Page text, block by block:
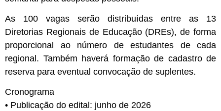
As 100 vagas serão distribuídas entre as 13
Diretorias Regionais de Educação (DREs), de forma
proporcional ao número de estudantes de cada
regional. Também haverá formação de cadastro de
reserva para eventual convocação de suplentes.
Cronograma
• Publicação do edital: junho de 2026